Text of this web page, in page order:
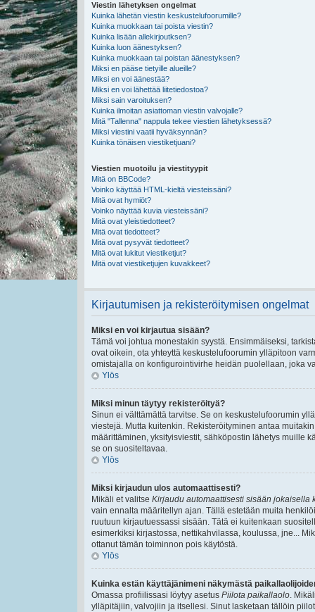
Viestin lähetyksen ongelmat
Kuinka lähetän viestin keskustelufoorumille?
Kuinka muokkaan tai poista viestin?
Kuinka lisään allekirjoutksen?
Kuinka luon äänestyksen?
Kuinka muokkaan tai poistan äänestyksen?
Miksi en pääse tietyille alueille?
Miksi en voi äänestää?
Miksi en voi lähettää liitetiedostoa?
Miksi sain varoituksen?
Kuinka ilmoitan asiattoman viestin valvojalle?
Mitä "Tallenna" nappula tekee viestien lähetyksessä?
Miksi viestini vaatii hyväksynnän?
Kuinka tönäisen viestiketjuani?
Viestien muotoilu ja viestityypit
Mitä on BBCode?
Voinko käyttää HTML-kieltä viesteissäni?
Mitä ovat hymiöt?
Voinko näyttää kuvia viesteissäni?
Mitä ovat yleistiedotteet?
Mitä ovat tiedotteet?
Mitä ovat pysyvät tiedotteet?
Mitä ovat lukitut viestiketjut?
Mitä ovat viestiketjujen kuvakkeet?
Kirjautumisen ja rekisteröitymisen ongelmat
Miksi en voi kirjautua sisään?
Tämä voi johtua monestakin syystä. Ensimmäiseksi,
ovat oikein, ota yhteyttä keskustelufoorumin ylläpitoon
omistajalla on konfigurointivirhe heidän puolellaan, joka
Ylös
Miksi minun täytyy rekisteröityä?
Sinun ei välttämättä tarvitse. Se on keskustelufoorumin
viestejä. Mutta kuitenkin. Rekisteröityminen antaa
määrittäminen, yksityisviestit, sähköpostin lähetys muille
se on suositeltavaa.
Ylös
Miksi kirjaudun ulos automaattisesti?
Mikäli et valitse Kirjaudu automaattisesti sisään jokaisella
vain ennalta määritellyn ajan. Tällä estetään muita
ruutuun kirjautuessassi sisään. Tätä ei kuitenkaan
esimerkiksi kirjastossa, nettikahvilassa, koulussa, jne...
ottanut tämän toiminnon pois käytöstä.
Ylös
Kuinka estän käyttäjänimeni näkymästä
Omassa profiilissasi löytyy asetus Piilota paikallaolo.
ylläpitäjiin, valvojiin ja itsellesi. Sinut lasketaan tällöin